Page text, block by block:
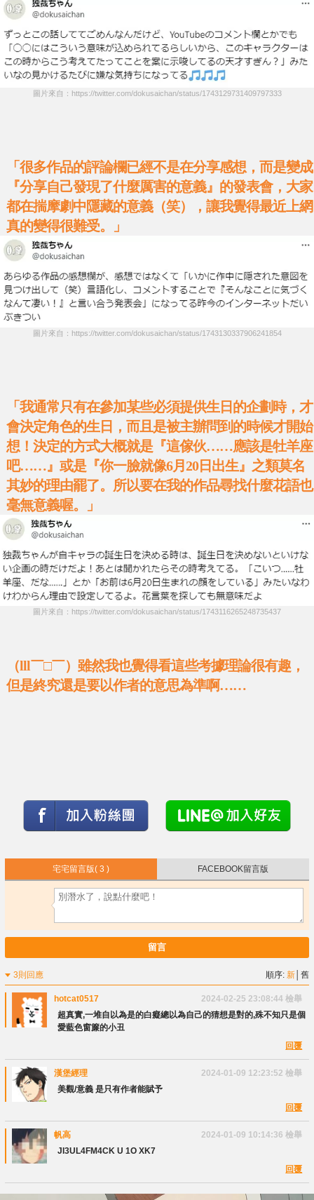
圖片來自：https://twitter.com/dokusaichan/status/1743129731409797333
「很多作品的評論欄已經不是在分享感想，而是變成
『分享自己發現了什麼厲害的意義』的發表會，大家
都在揣摩劇中隱藏的意義（笑），讓我覺得最近上網
真的變得很難受。」
圖片來自：https://twitter.com/dokusaichan/status/1743130337906241854
「我通常只有在參加某些必須提供生日的企劃時，才
會決定角色的生日，而且是被主辦問到的時候才開始
想！決定的方式大概就是『這傢伙……應該是牡羊座
吧……』或是『你一臉就像6月20日出生』之類莫名
其妙的理由罷了。所以要在我的作品尋找什麼花語也
毫無意義喔。」
圖片來自：https://twitter.com/dokusaichan/status/1743116265248735437
（lll￣□￣）雖然我也覺得看這些考據理論很有趣，
但是終究還是要以作者的意思為準啊……
宅宅留言版( 3 ) FACEBOOK留言版
留言
3則回應 順序:新 │舊
hotcat0517 2024-02-25 23:08:44 檢舉
超真實,一堆自以為是的白癡總以為自己的猜想是對的,殊不知只是個
愛藍色窗簾的小丑
回覆
漢堡經理 2024-01-09 12:23:52 檢舉
美觀/意義 是只有作者能賦予
回覆
帆高 2024-01-09 10:14:36 檢舉
JI3UL4FM4CK U 1O XK7
回覆